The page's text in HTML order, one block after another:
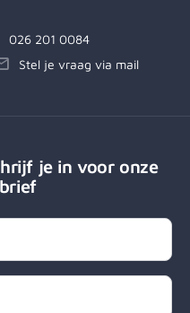
026 201 0084
Stel je vraag via mail
je in voor onze